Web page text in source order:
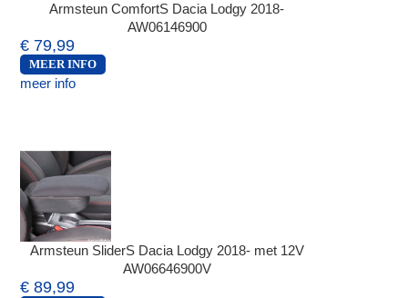
Armsteun ComfortS Dacia Lodgy 2018-
AW06146900
€ 79,99
MEER INFO
meer info
Armsteun SliderS Dacia Lodgy 2018- met 12V
AW06646900V
€ 89,99